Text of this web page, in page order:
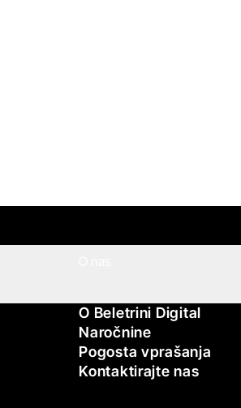
O Beletrini Digital
Naročnine
Pogosta vprašanja
Kontaktirajte nas